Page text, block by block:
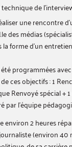
de
une rencontre
des médias
la forme d’un
programmées
ces objectifs : 1
Renvoyé spécial +
par l’équipe
environ 2 heures
(environ 40